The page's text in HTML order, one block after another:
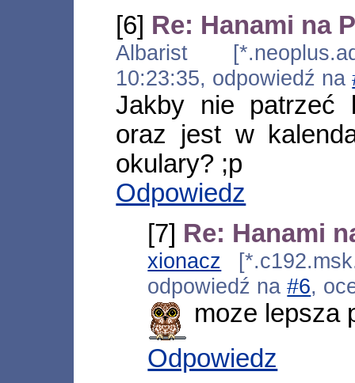
[6] Re: Hanami na
Albarist
10:23:35, odpowiedź na
Jakby nie patrzeć
oraz jest w
okulary? ;p
Odpowiedz
[7] Re: Hanami
xionacz
odpowiedź na#6,
moze lepsza
Odpowiedz